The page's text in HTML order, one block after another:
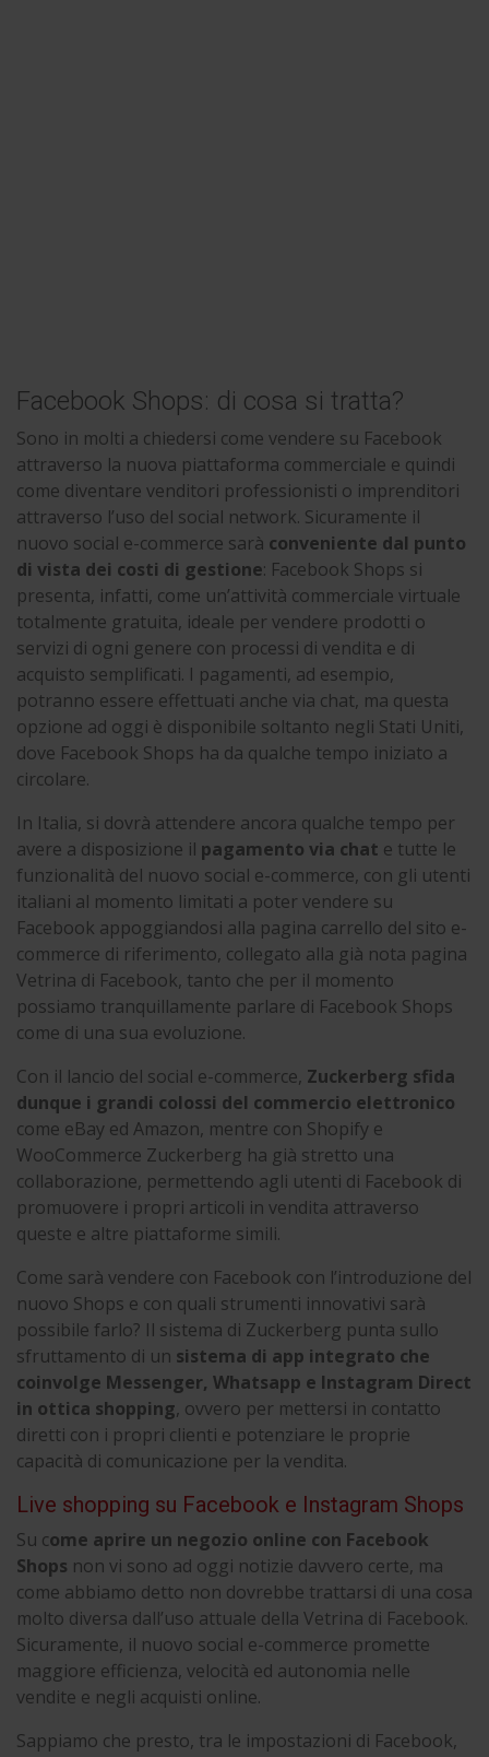
Facebook Shops: di cosa si tratta?
Sono in molti a chiedersi come vendere su Facebook
attraverso la nuova piattaforma commerciale e quindi
come diventare venditori professionisti o imprenditori
attraverso l’uso del social network. Sicuramente il
nuovo social e-commerce sarà conveniente dal punto
di vista dei costi di gestione: Facebook Shops si
presenta, infatti, come un’attività commerciale virtuale
totalmente gratuita, ideale per vendere prodotti o
servizi di ogni genere con processi di vendita e di
acquisto semplificati. I pagamenti, ad esempio,
potranno essere effettuati anche via chat, ma questa
opzione ad oggi è disponibile soltanto negli Stati Uniti,
dove Facebook Shops ha da qualche tempo iniziato a
circolare.
In Italia, si dovrà attendere ancora qualche tempo per
avere a disposizione il pagamento via chat e tutte le
funzionalità del nuovo social e-commerce, con gli utenti
italiani al momento limitati a poter vendere su
Facebook appoggiandosi alla pagina carrello del sito e-
commerce di riferimento, collegato alla già nota pagina
Vetrina di Facebook, tanto che per il momento
possiamo tranquillamente parlare di Facebook Shops
come di una sua evoluzione.
Con il lancio del social e-commerce, Zuckerberg sfida
dunque i grandi colossi del commercio elettronico
come eBay ed Amazon, mentre con Shopify e
WooCommerce Zuckerberg ha già stretto una
collaborazione, permettendo agli utenti di Facebook di
promuovere i propri articoli in vendita attraverso
queste e altre piattaforme simili.
Come sarà vendere con Facebook con l’introduzione del
nuovo Shops e con quali strumenti innovativi sarà
possibile farlo? Il sistema di Zuckerberg punta sullo
sfruttamento di un sistema di app integrato che
coinvolge Messenger, Whatsapp e Instagram Direct
in ottica shopping, ovvero per mettersi in contatto
diretti con i propri clienti e potenziare le proprie
capacità di comunicazione per la vendita.
Live shopping su Facebook e Instagram Shops
Su come aprire un negozio online con Facebook
Shops non vi sono ad oggi notizie davvero certe, ma
come abbiamo detto non dovrebbe trattarsi di una cosa
molto diversa dall’uso attuale della Vetrina di Facebook.
Sicuramente, il nuovo social e-commerce promette
maggiore efficienza, velocità ed autonomia nelle
vendite e negli acquisti online.
Sappiamo che presto, tra le impostazioni di Facebook,